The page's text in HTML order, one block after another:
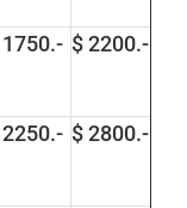
$ 2200.-
$ 2800.-